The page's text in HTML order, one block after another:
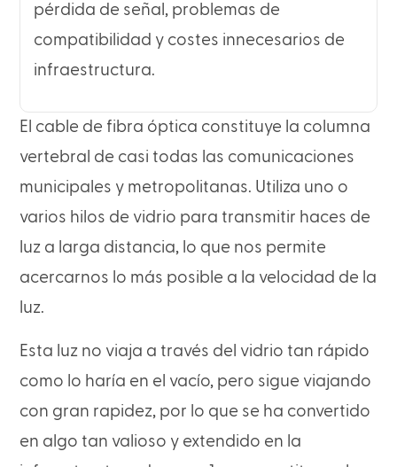
pérdida de señal, problemas de
compatibilidad y costes innecesarios de
infraestructura.
El cable de fibra óptica constituye la columna
vertebral de casi todas las comunicaciones
municipales y metropolitanas. Utiliza uno o
varios hilos de vidrio para transmitir haces de
luz a larga distancia, lo que nos permite
acercarnos lo más posible a la velocidad de la
luz.
Esta luz no viaja a través del vidrio tan rápido
como lo haría en el vacío, pero sigue viajando
con gran rapidez, por lo que se ha convertido
en algo tan valioso y extendido en la